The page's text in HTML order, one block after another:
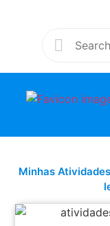
Minhas Atividades